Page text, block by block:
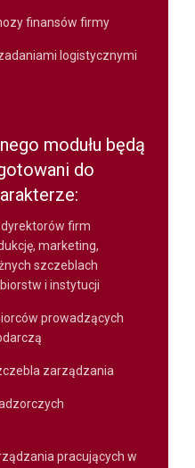
finansów firmy
logistycznymi
modułu będą
do
firm
marketing,
szczeblach
i instytucji
prowadzących
zarządzania
pracujących w